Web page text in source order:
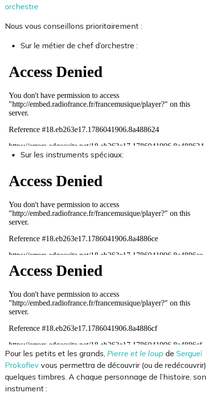
orchestre
Nous vous conseillons prioritairement :
Sur le métier de chef d’orchestre :
Sur les instruments spéciaux:
Pour les petits et les grands, Pierre et le loup de Sergueï
Prokofiev vous permettra de découvrir (ou de redécouvrir)
quelques timbres. A chaque personnage de l’histoire, son
instrument :